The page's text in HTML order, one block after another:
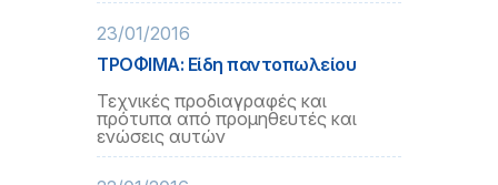
23/01/2016
ΤΡΟΦΙΜΑ: Είδη παντοπωλείου
Τεχνικές προδιαγραφές και
πρότυπα από προμηθευτές και
ενώσεις αυτών